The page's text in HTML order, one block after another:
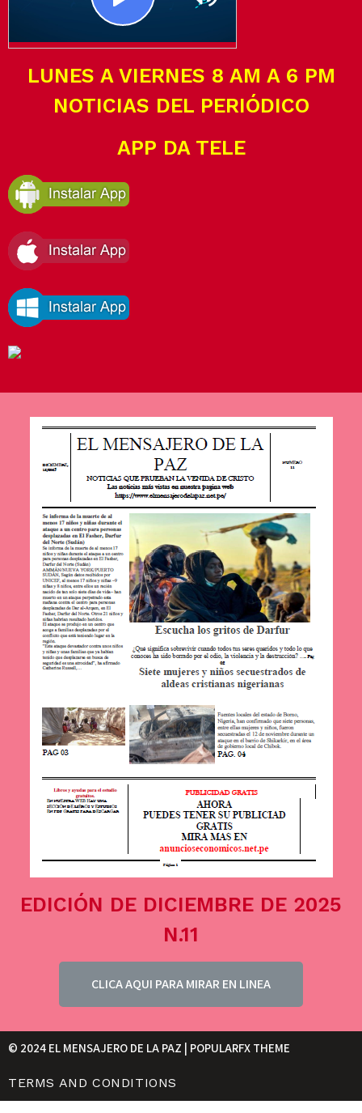
LUNES A VIERNES 8 AM A 6 PM
NOTICIAS DEL PERIÓDICO
APP DA TELE
EDICIÓN DE DICIEMBRE DE 2025
N.11
CLICA AQUI PARA MIRAR EN LINEA
© 2024 EL MENSAJERO DE LA PAZ | POPULARFX THEME
TERMS AND CONDITIONS